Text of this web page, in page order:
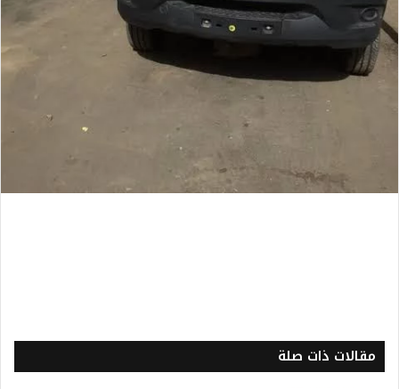
مقالات ذات صلة